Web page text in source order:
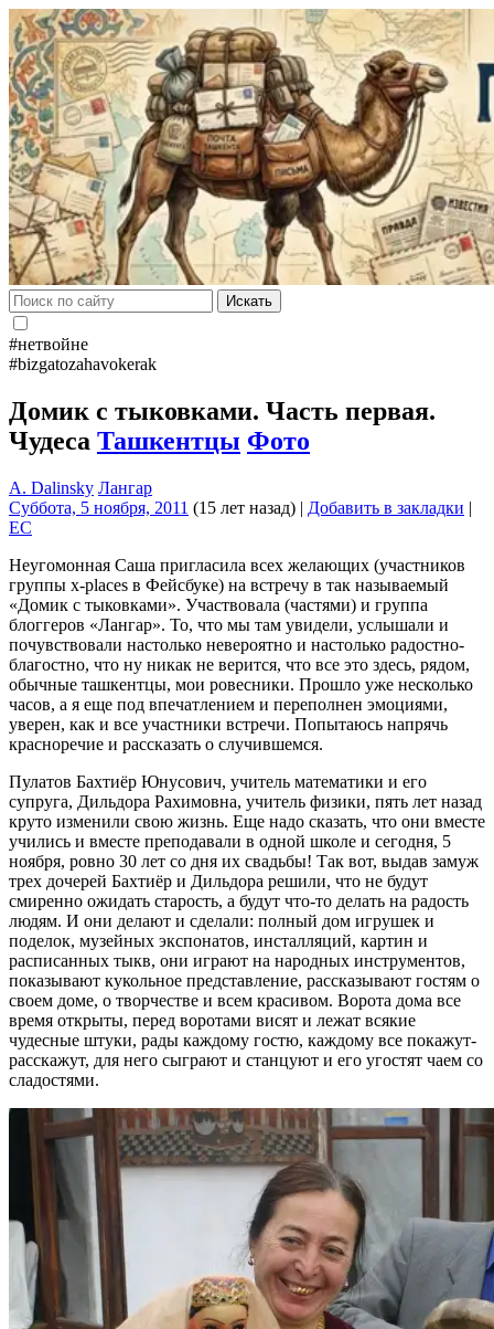
Искать
#нетвойне
#bizgatozahavokerak
Домик с тыковками. Часть первая.
Чудеса Ташкентцы Фото
A. Dalinsky Лангар
Суббота, 5 ноября, 2011 (15 лет назад) | Добавить в закладки |
EC
Неугомонная Саша пригласила всех желающих (участников
группы x-places в Фейсбуке) на встречу в так называемый
«Домик с тыковками». Участвовала (частями) и группа
блоггеров «Лангар». То, что мы там увидели, услышали и
почувствовали настолько невероятно и настолько радостно-
благостно, что ну никак не верится, что все это здесь, рядом,
обычные ташкентцы, мои ровесники. Прошло уже несколько
часов, а я еще под впечатлением и переполнен эмоциями,
уверен, как и все участники встречи. Попытаюсь напрячь
красноречие и рассказать о случившемся.
Пулатов Бахтиёр Юнусович, учитель математики и его
супруга, Дильдора Рахимовна, учитель физики, пять лет назад
круто изменили свою жизнь. Еще надо сказать, что они вместе
учились и вместе преподавали в одной школе и сегодня, 5
ноября, ровно 30 лет со дня их свадьбы! Так вот, выдав замуж
трех дочерей Бахтиёр и Дильдора решили, что не будут
смиренно ожидать старость, а будут что-то делать на радость
людям. И они делают и сделали: полный дом игрушек и
поделок, музейных экспонатов, инсталляций, картин и
расписанных тыкв, они играют на народных инструментов,
показывают кукольное представление, рассказывают гостям о
своем доме, о творчестве и всем красивом. Ворота дома все
время открыты, перед воротами висят и лежат всякие
чудесные штуки, рады каждому гостю, каждому все покажут-
расскажут, для него сыграют и станцуют и его угостят чаем со
сладостями.